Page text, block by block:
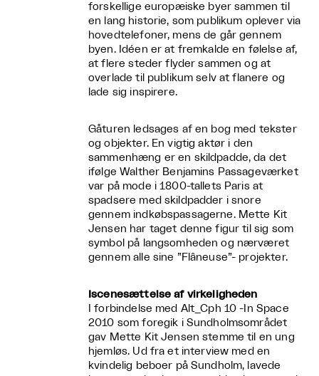
forskellige europæiske byer sammen til
en lang historie, som publikum oplever via
hovedtelefoner, mens de går gennem
byen. Idéen er at fremkalde en følelse af,
at flere steder flyder sammen og at
overlade til publikum selv at flanere og
lade sig inspirere.
Gåturen ledsages af en bog med tekster
og objekter. En vigtig aktør i den
sammenhæng er en skildpadde, da det
ifølge Walther Benjamins Passageværket
var på mode i 1800-tallets Paris at
spadsere med skildpadder i snore
gennem indkøbspassagerne. Mette Kit
Jensen har taget denne figur til sig som
symbol på langsomheden og nærværet
gennem alle sine ”Flâneuse”- projekter.
Iscenesættelse af virkeligheden
I forbindelse med Alt_Cph 10 -In Space
2010 som foregik i Sundholmsområdet
gav Mette Kit Jensen stemme til en ung
hjemløs. Ud fra et interview med en
kvindelig beboer på Sundholm, lavede